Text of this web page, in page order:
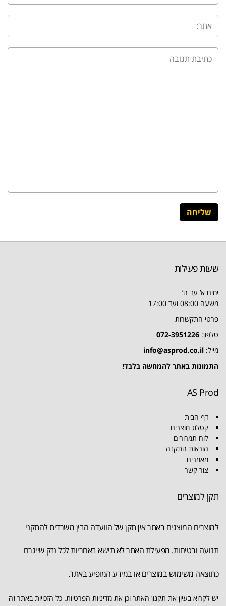
שעות פעילות
ימים א’ עד ה’
משעה 08:00 ועד 17:00
פרטי התקשרות
טלפון: 072-3951226
מייל: info@asprod.co.il
התמונות באתר להמחשה בלבד!
AS Prod
דף הבית
קטלוג מוצרים
לוח תמרורים
הוראות התקנה
מאמרים
צור קשר
תקן למוצרים
למוצרים המוצגים באתר אין תקן של הוועדה הבין משרדית להתקני
תנועה ובטיחות. מפעילת האתר לא תישא באחריות לכל נזק שייגרם
כתוצאה משימוש במוצרים או במידע המופיע באתר.
יש לקרוא בעיון את תקנון האתר וכן את מדיניות הפרטיות. כל הזכויות באתר זה